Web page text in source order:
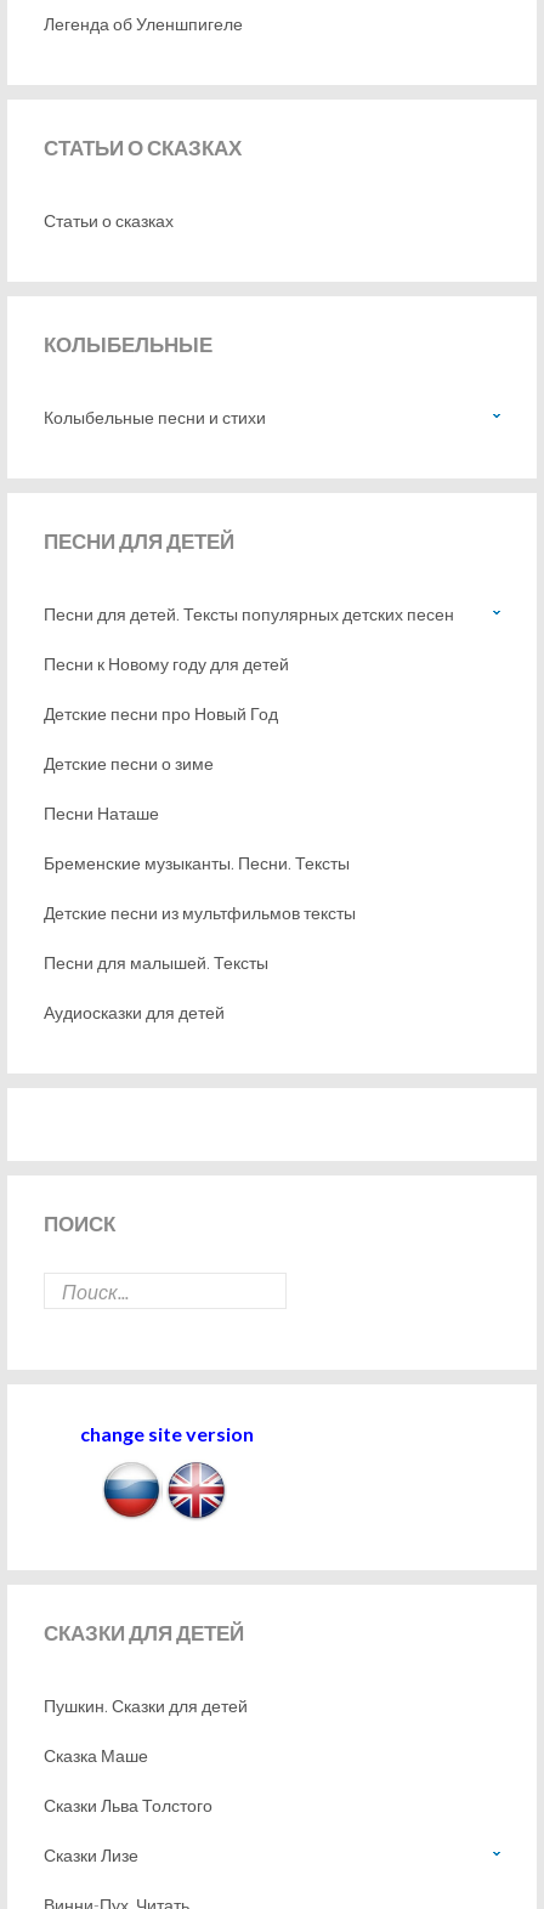
Легенда об Уленшпигеле
СТАТЬИО СКАЗКАХ
Статьи о сказках
КОЛЫБЕЛЬНЫЕ
Колыбельные песни и стихи
ПЕСНИДЛЯ ДЕТЕЙ
Песни для детей. Тексты популярных детских песен
Песни к Новому году для детей
Детские песни про Новый Год
Детские песни о зиме
Песни Наташе
Бременские музыканты. Песни. Тексты
Детские песни из мультфильмов тексты
Песни для малышей. Тексты
Аудиосказки для детей
ПОИСК
change site version
СКАЗКИДЛЯ ДЕТЕЙ
Пушкин. Сказки для детей
Сказка Маше
Сказки Льва Толстого
Сказки Лизе